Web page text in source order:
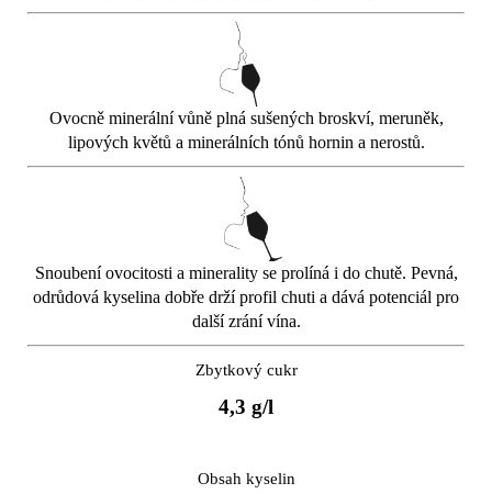
Ovocně minerální vůně plná sušených broskví, meruněk,
lipových květů a minerálních tónů hornin a nerostů.
Snoubení ovocitosti a minerality se prolíná i do chutě. Pevná,
odrůdová kyselina dobře drží profil chuti a dává potenciál pro
další zrání vína.
Zbytkový cukr
4,3 g/l
Obsah kyselin